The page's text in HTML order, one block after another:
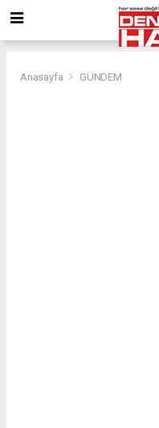
Anasayfa GÜNDEM